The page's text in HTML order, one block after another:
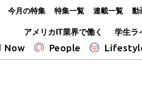
アメリカIT業界で働く
学生ラ
Now People
今月の特集 特集一覧 連載一覧 動